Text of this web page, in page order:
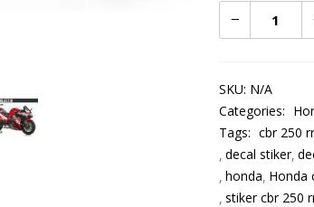
SKU: N/A
Categories:
Tags: cbr 250 rr
decal stiker
honda Honda
stiker cbr 250